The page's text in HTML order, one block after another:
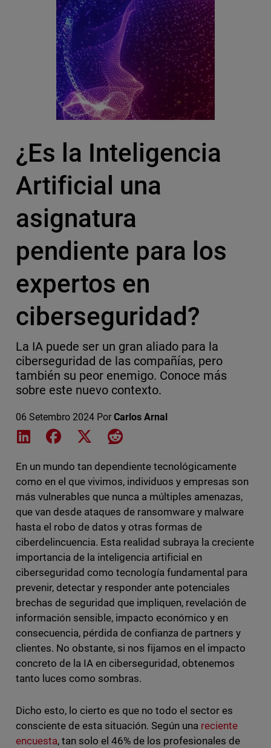
¿Es la Inteligencia
Artificial una
asignatura
pendiente para los
expertos en
ciberseguridad?
La IA puede ser un gran aliado para la
ciberseguridad de las compañías, pero
también su peor enemigo. Conoce más
sobre este nuevo contexto.
06 Setembro 2024 Por Carlos Arnal
Share on LinkedIn
Share on Facebook
Share on XShare on Reddit
En un mundo tan dependiente tecnológicamente
como en el que vivimos, individuos y empresas son
más vulnerables que nunca a múltiples amenazas,
que van desde ataques de ransomware y malware
hasta el robo de datos y otras formas de
ciberdelincuencia. Esta realidad subraya la creciente
importancia de la inteligencia artificial en
ciberseguridad como tecnología fundamental para
prevenir, detectar y responder ante potenciales
brechas de seguridad que impliquen, revelación de
información sensible, impacto económico y en
consecuencia, pérdida de confianza de partners y
clientes. No obstante, si nos fijamos en el impacto
concreto de la IA en ciberseguridad, obtenemos
tanto luces como sombras.
Dicho esto, lo cierto es que no todo el sector es
consciente de esta situación. Según una reciente
encuesta, tan solo el 46% de los profesionales de